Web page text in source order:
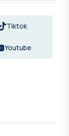
Tiktok
Youtube